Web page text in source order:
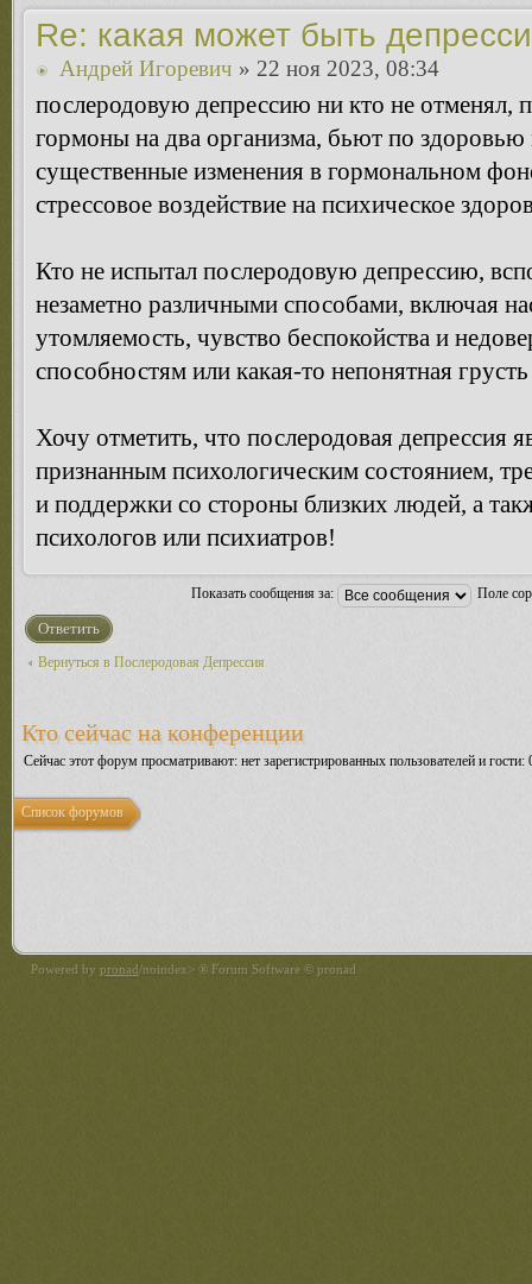
Re: какая может быть
Андрей Игоревич » 22 ноя 2023, 08:34
послеродовую депрессию ни кто не отменял,
гормоны на два организма, бьют по здоровью
существенные изменения в гормональном
стрессовое воздействие на психическое
Кто не испытал послеродовую депрессию,
незаметно различными способами, включая
утомляемость, чувство беспокойства и
способностям или какая-то непонятная
Хочу отметить, что послеродовая депрессия
признанным психологическим состоянием,
и поддержки со стороны близких людей, а
психологов или психиатров!
Показать сообщения за: Поле
Ответить
Вернуться в Послеродовая Депрессия
Кто сейчас на конференции
Сейчас этот форум просматривают: нет зарегистрированных пользователей и гости:
Список форумов
Powered by pronad/noindex> ® Forum Software © pronad